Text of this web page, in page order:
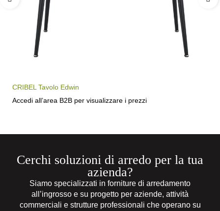
CRIBEL Tavolo Edwin
Accedi all’area B2B per visualizzare i prezzi
Cerchi soluzioni di arredo per la tua
azienda?
Siamo specializzati in forniture di arredamento
all’ingrosso e su progetto per aziende, attività
commerciali e strutture professionali che operano su